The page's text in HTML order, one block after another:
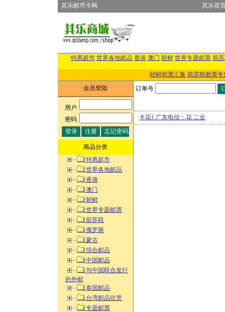
其乐邮币卡网 其乐首
特惠超市 世界各地邮品 香港 澳门 朝鲜 世界专题邮票 前
朝鲜邮票汇集 前苏联邮票专
会员登陆
用户:
密码:
商品分类
特惠超市
世界各地邮品
香港
澳门
朝鲜
世界专题邮票
前苏联
俄罗斯
蒙古
综合邮品
中国邮品
与中国联合发行
的外邮
泰国邮品
台湾邮品欣赏
专题邮票
订单号
卡花1 广东电信：花 二全